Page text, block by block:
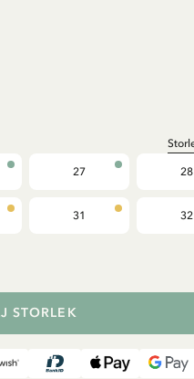
27 28
31 32
STORLEK